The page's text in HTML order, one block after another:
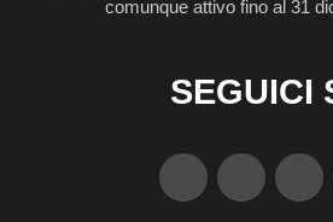
comunque attivo fino al 31
SEGUICI